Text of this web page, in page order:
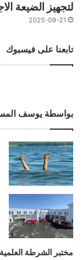
لتجهيز الضيعة
2025-09-21
تابعنا على فيسبوك
بواسطة يوسف
مختبر الشرطة